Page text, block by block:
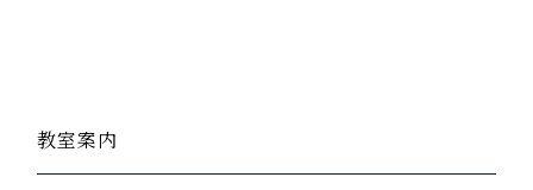
教室案内